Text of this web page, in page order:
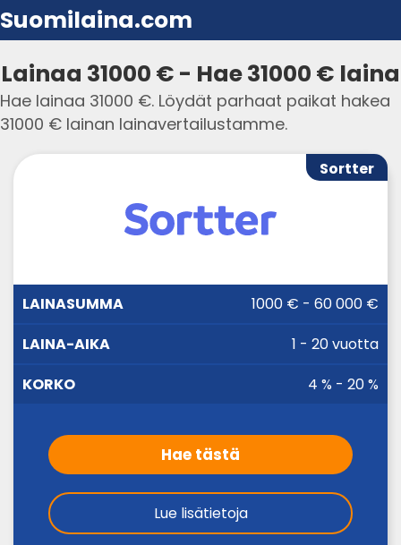
Suomilaina.com
Lainaa 31000 € - Hae 31000 € laina
Hae lainaa 31000 €. Löydät parhaat paikat hakea
31000 € lainan lainavertailustamme.
Sortter
LAINASUMMA KORKO1000 € - 60 000 €
1 - 20 vuotta
4 % - 20 %
Hae tästä
Lue lisätietoja